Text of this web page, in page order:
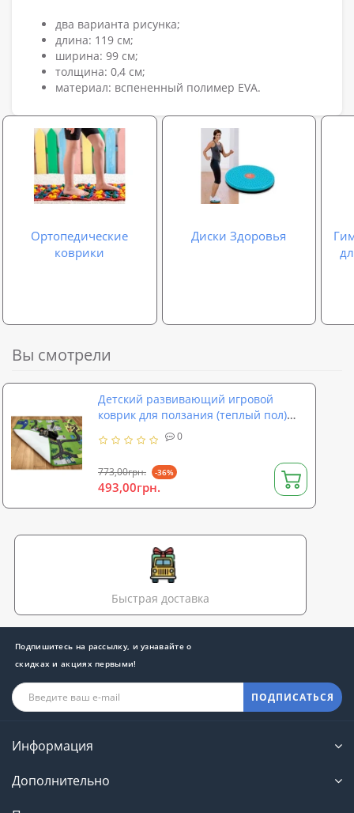
два варианта рисунка;
длина: 119 см;
ширина: 99 см;
толщина: 0,4 см;
материал: вспененный полимер EVA.
Ортопедические
коврики
Диски Здоровья
Вы смотрели
Детский развивающий игровой
коврик для ползания (теплый пол)
OSPORT (M 3511)
0
773,00грн. -36%
493,00грн.
Быстрая доставка
Подпишитесь на рассылку, и узнавайте о
скидках и акциях первыми!
ПОДПИСАТЬСЯ
Информация
Дополнительно